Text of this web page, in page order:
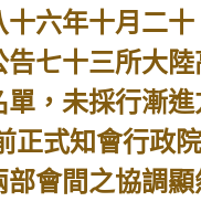
十六年十月二
告七十三所大
單，未採行漸
正式知會行政
部會間之協調